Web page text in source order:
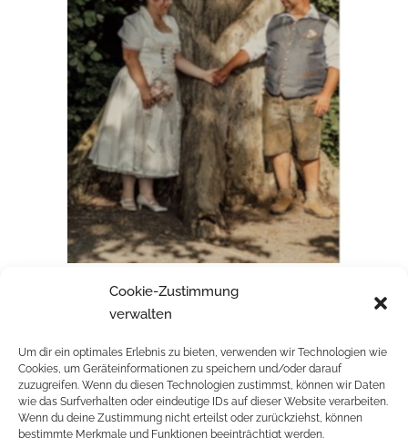
Cookie-Zustimmung
verwalten
Um dir ein optimales Erlebnis zu bieten, verwenden wir Technologien wie
Cookies, um Geräteinformationen zu speichern und/oder darauf
zuzugreifen. Wenn du diesen Technologien zustimmst, können wir Daten
wie das Surfverhalten oder eindeutige IDs auf dieser Website verarbeiten.
Wenn du deine Zustimmung nicht erteilst oder zurückziehst, können
bestimmte Merkmale und Funktionen beeinträchtigt werden.
BEATRICE & SAMUEL
RELATED PROJECTS